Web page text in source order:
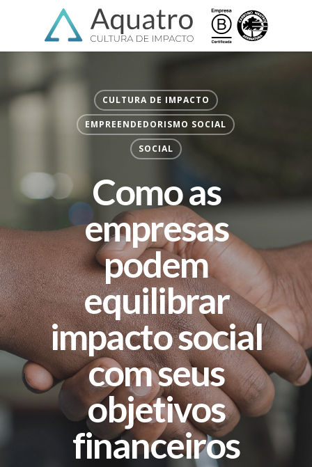
main
Menu
CULTURA DE IMPACTO
EMPREENDEDORISMO SOCIAL
SOCIAL
Como as
empresas
podem
equilibrar
impacto social
com seus
objetivos
financeiros